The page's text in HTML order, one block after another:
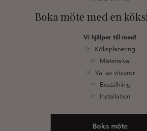
Boka möte med en
Vi hjälper till med!
☞ Köksplanering
☞ Materialval
☞ Val av vitvaror
☞ Beställning
☞ Installation
Boka möte